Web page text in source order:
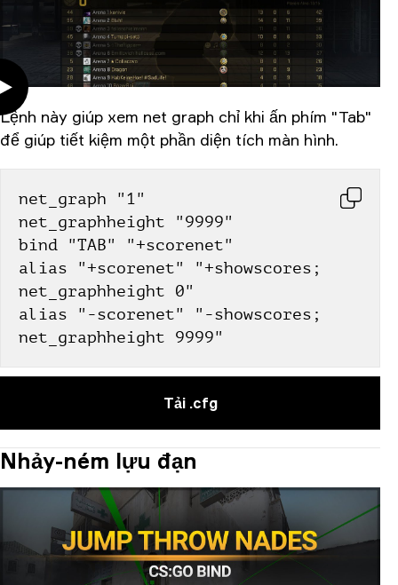
Lệnh này giúp xem net graph chỉ khi ấn phím "Tab"
để giúp tiết kiệm một phần diện tích màn hình.
net_graph "1"
net_graphheight "9999"
bind "TAB" "+scorenet"
alias "+scorenet" "+showscores;
net_graphheight 0"
alias "-scorenet" "-showscores;
net_graphheight 9999"
Tải .cfg
Nhảy-ném lựu đạn